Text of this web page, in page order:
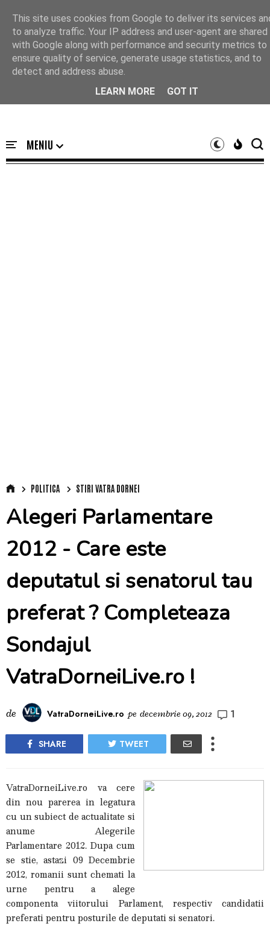
POLITICA STIRI VATRA DORNEI
Alegeri Parlamentare
2012 - Care este
deputatul si senatorul tau
preferat ? Completeaza
Sondajul
VatraDorneiLive.ro !
de VatraDorneiLive.ro pe decembrie 09, 2012 1
SHARE TWEET
VatraDorneiLive.ro va cere
din nou parerea in legatura
cu un subiect de actualitate si
anume Alegerile
Parlamentare 2012. Dupa cum
se stie, astazi 09 Decembrie
2012, romanii sunt chemati la
urne pentru a alege
componenta viitorului Parlament, respectiv candidatii
preferati pentru posturile de deputati si senatori.
This site uses cookies from Google to deliver its services
to analyze traffic. Your IP address and user-agent are shared
with Google along with performance and security metrics to
ensure quality of service, generate usage statistics, and to
detect and address abuse.
LEARN MORE
GOT IT